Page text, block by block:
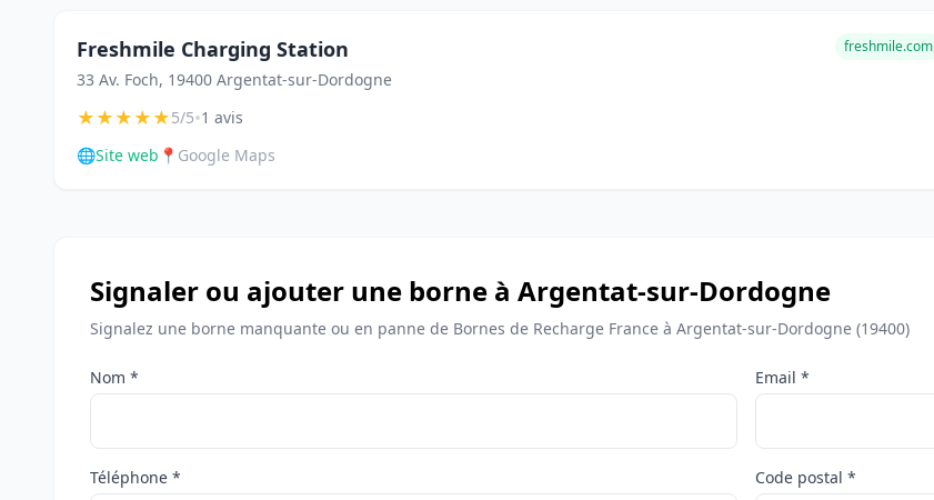
Freshmile Charging Station
33 Av. Foch, 19400 Argentat-sur-Dordogne
freshmile.com
★★★★★5/5•1 avis
🌐Site web 📍 Google Maps
Signaler ou ajouter une borne à Argentat-sur-Dordogne
Signalez une borne manquante ou en panne de Bornes de Recharge France à Argentat-sur-Dordogne (19400)
Nom * Email *
Téléphone * Code postal *